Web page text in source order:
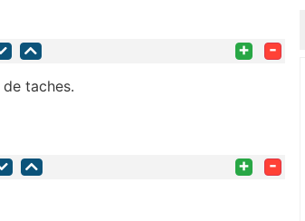
+ -
taches.
+ -